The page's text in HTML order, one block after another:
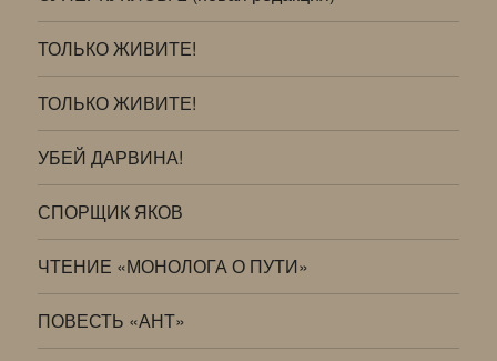
ТОЛЬКО ЖИВИТЕ!
ТОЛЬКО ЖИВИТЕ!
УБЕЙ ДАРВИНА!
СПОРЩИК ЯКОВ
ЧТЕНИЕ «МОНОЛОГА О ПУТИ»
ПОВЕСТЬ «АНТ»